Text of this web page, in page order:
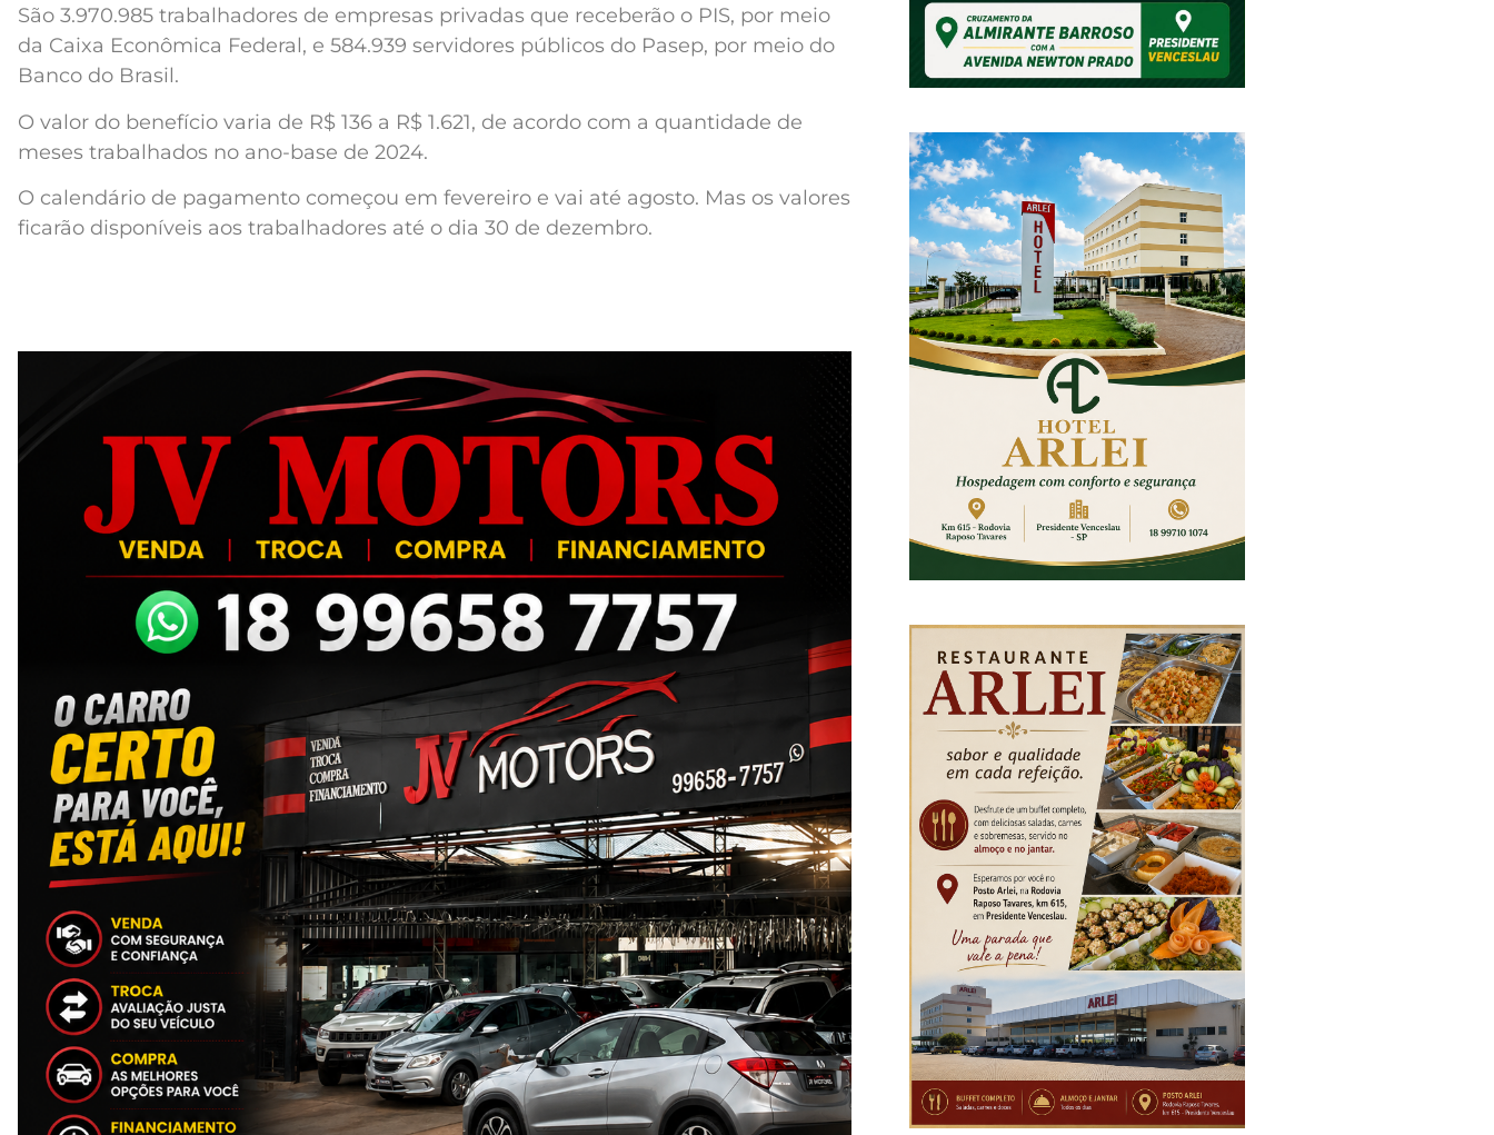
São 3.970.985 trabalhadores de empresas privadas que receberão o PIS, por meio
da Caixa Econômica Federal, e 584.939 servidores públicos do Pasep, por meio do
Banco do Brasil.
O valor do benefício varia de R$ 136 a R$ 1.621, de acordo com a quantidade de
meses trabalhados no ano-base de 2024.
O calendário de pagamento começou em fevereiro e vai até agosto. Mas os valores
ficarão disponíveis aos trabalhadores até o dia 30 de dezembro.